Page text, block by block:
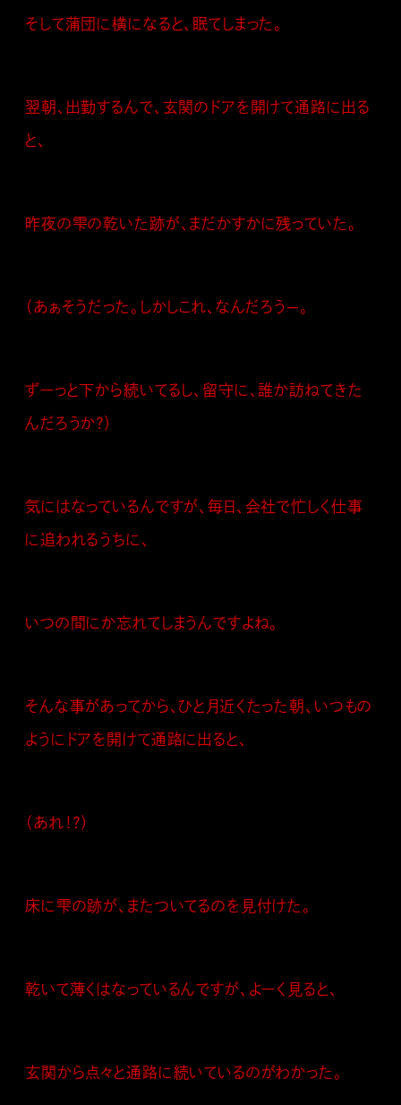
そして蒲団に横になると、眠てしまった。
翌朝、出勤するんで、玄関のドアを開けて通路に出る
と、
昨夜の雫の乾いた跡が、まだかすかに残っていた。
（あぁそうだった。しかしこれ、なんだろう—。
ずーっと下から続いてるし、留守に、誰か訪ねてきた
んだろうか？）
気にはなっているんですが、毎日、会社で忙しく仕事
に追われるうちに、
いつの間にか忘れてしまうんですよね。
そんな事があってから、ひと月近くたった朝、いつもの
ようにドアを開けて通路に出ると、
（あれ！？）
床に雫の跡が、またついてるのを見付けた。
乾いて薄くはなっているんですが、よーく見ると、
玄関から点々と通路に続いているのがわかった。